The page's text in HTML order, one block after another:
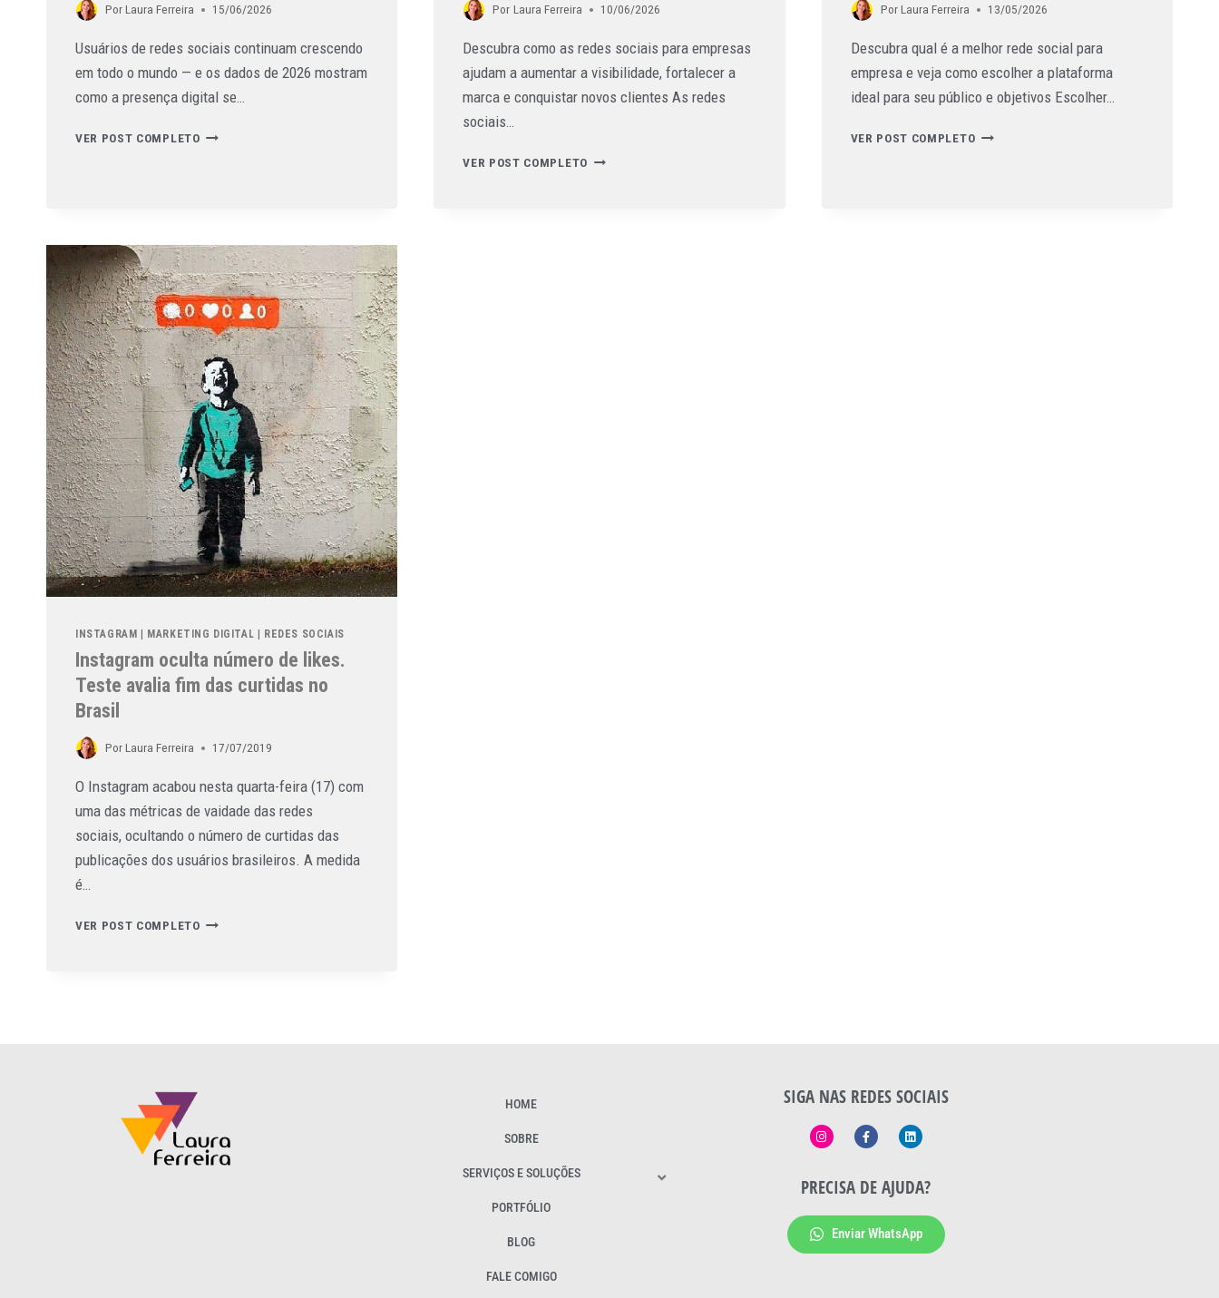
PorLaura Ferreira 15/06/2026
Usuários de redes sociais continuam crescendo
em todo o mundo — e os dados de 2026 mostram
como a presença digital se…
VER POST COMPLETO
Por Laura Ferreira 10/06/2026
Descubra como as redes sociais para empresas
ajudam a aumentar a visibilidade, fortalecer a
marca e conquistar novos clientes As redes
sociais…
VER POST COMPLETO
Por Laura Ferreira 13/05/2026
Descubra qual é a melhor rede social para
empresa e veja como escolher a plataforma
ideal para seu público e objetivos Escolher…
VER POST COMPLETO
INSTAGRAM | MARKETING DIGITAL | REDES SOCIAIS
Instagram oculta número de likes.
Teste avalia fim das curtidas no
Brasil
PorLaura Ferreira 17/07/2019
O Instagram acabou nesta quarta-feira (17) com
uma das métricas de vaidade das redes
sociais, ocultando o número de curtidas das
publicações dos usuários brasileiros. A medida
é…
VER POST COMPLETO
HOME
SOBRE
SERVIÇOS E SOLUÇÕES
PORTFÓLIO
BLOG
FALE COMIGO
SIGA NAS REDES SOCIAIS
PRECISA DE AJUDA?
Enviar WhatsApp